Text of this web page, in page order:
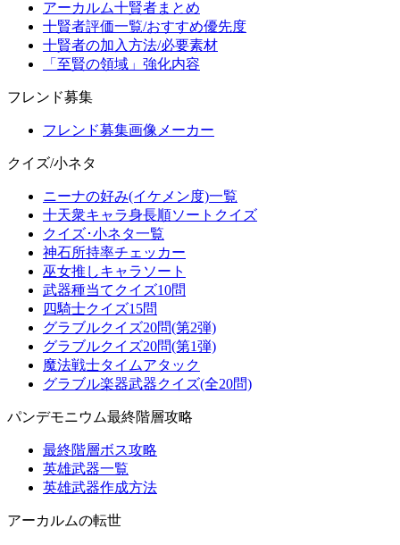
アーカルム十賢者まとめ
十賢者評価一覧/おすすめ優先度
十賢者の加入方法/必要素材
「至賢の領域」強化内容
フレンド募集
フレンド募集画像メーカー
クイズ/小ネタ
ニーナの好み(イケメン度)一覧
十天衆キャラ身長順ソートクイズ
クイズ･小ネタ一覧
神石所持率チェッカー
巫女推しキャラソート
武器種当てクイズ10問
四騎士クイズ15問
グラブルクイズ20問(第2弾)
グラブルクイズ20問(第1弾)
魔法戦士タイムアタック
グラブル楽器武器クイズ(全20問)
パンデモニウム最終階層攻略
最終階層ボス攻略
英雄武器一覧
英雄武器作成方法
アーカルムの転世